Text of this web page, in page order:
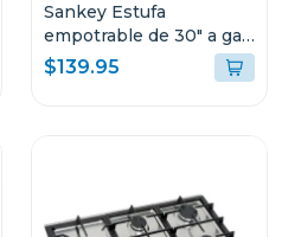
Sankey Estufa
empotrable de 30" a gas
5 quemadores gsh791
$139.95